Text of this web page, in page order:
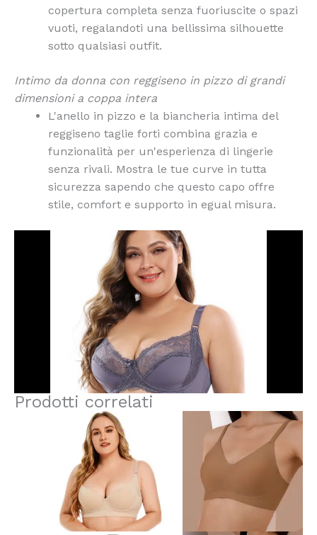
copertura completa senza fuoriuscite o spazi
vuoti, regalandoti una bellissima silhouette
sotto qualsiasi outfit.
Intimo da donna con reggiseno in pizzo di grandi
dimensioni a coppa intera
L'anello in pizzo e la biancheria intima del
reggiseno taglie forti combina grazia e
funzionalità per un'esperienza di lingerie
senza rivali. Mostra le tue curve in tutta
sicurezza sapendo che questo capo offre
stile, comfort e supporto in egual misura.
Prodotti correlati
prodotto
ha
più
varianti.
Le
opzioni
Questo
prodotto
varianti.
Le
opzioni